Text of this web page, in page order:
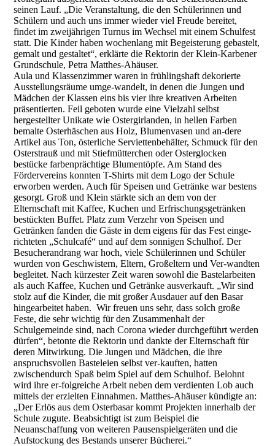
seinen Lauf. „Die Veranstaltung, die den Schülerinnen und
Schülern und auch uns immer wieder viel Freude bereitet,
findet im zweijährigen Turnus im Wechsel mit einem Schulfest
statt. Die Kinder haben wochenlang mit Begeisterung gebastelt,
gemalt und gestaltet“, erklärte die Rektorin der Klein-Karbener
Grundschule, Petra Matthes-Ahäuser.
Aula und Klassenzimmer waren in frühlingshaft dekorierte
Ausstellungsräume umge-wandelt, in denen die Jungen und
Mädchen der Klassen eins bis vier ihre kreativen Arbeiten
präsentierten. Feil geboten wurde eine Vielzahl selbst
hergestellter Unikate wie Ostergirlanden, in hellen Farben
bemalte Osterhäschen aus Holz, Blumenvasen und an-dere
Artikel aus Ton, österliche Serviettenbehälter, Schmuck für den
Osterstrauß und mit Stiefmütterchen oder Osterglocken
bestücke farbenprächtige Blumentöpfe. Am Stand des
Fördervereins konnten T-Shirts mit dem Logo der Schule
erworben werden. Auch für Speisen und Getränke war bestens
gesorgt. Groß und Klein stärkte sich an dem von der
Elternschaft mit Kaffee, Kuchen und Erfrischungsgetränken
bestückten Buffet. Platz zum Verzehr von Speisen und
Getränken fanden die Gäste in dem eigens für das Fest einge-
richteten „Schulcafé“ und auf dem sonnigen Schulhof. Der
Besucherandrang war hoch, viele Schülerinnen und Schüler
wurden von Geschwistern, Eltern, Großeltern und Ver-wandten
begleitet. Nach kürzester Zeit waren sowohl die Bastelarbeiten
als auch Kaffee, Kuchen und Getränke ausverkauft. „Wir sind
stolz auf die Kinder, die mit großer Ausdauer auf den Basar
hingearbeitet haben. Wir freuen uns sehr, dass solch große
Feste, die sehr wichtig für den Zusammenhalt der
Schulgemeinde sind, nach Corona wieder durchgeführt werden
dürfen“, betonte die Rektorin und dankte der Elternschaft für
deren Mitwirkung. Die Jungen und Mädchen, die ihre
anspruchsvollen Basteleien selbst ver-kauften, hatten
zwischendurch Spaß beim Spiel auf dem Schulhof. Belohnt
wird ihre er-folgreiche Arbeit neben dem verdienten Lob auch
mittels der erzielten Einnahmen. Matthes-Ahäuser kündigte an:
„Der Erlös aus dem Osterbasar kommt Projekten innerhalb der
Schule zugute. Beabsichtigt ist zum Beispiel die
Neuanschaffung von weiteren Pausenspielgeräten und die
Aufstockung des Bestands unserer Bücherei.“